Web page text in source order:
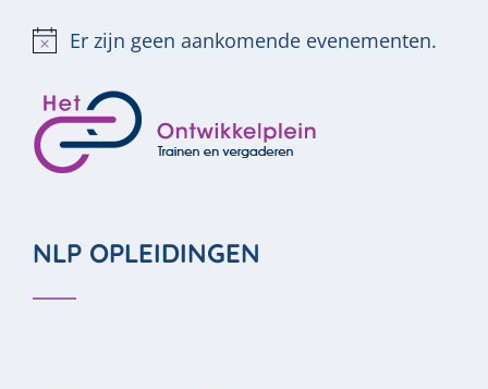
Bericht
Er zijn geen aankomende evenementen.
NLP OPLEIDINGEN